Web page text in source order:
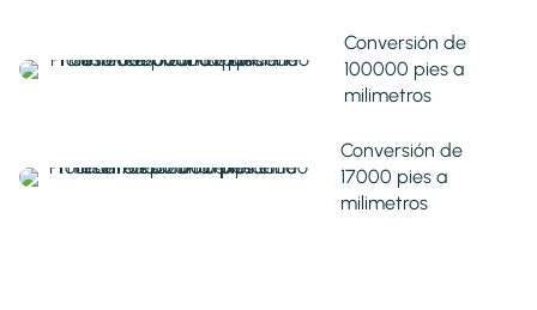
Conversión de
100000 pies a
milimetros
Conversión de
17000 pies a
milimetros